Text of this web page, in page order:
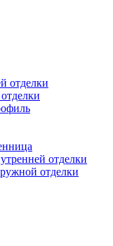
отделки
отделки
отделки